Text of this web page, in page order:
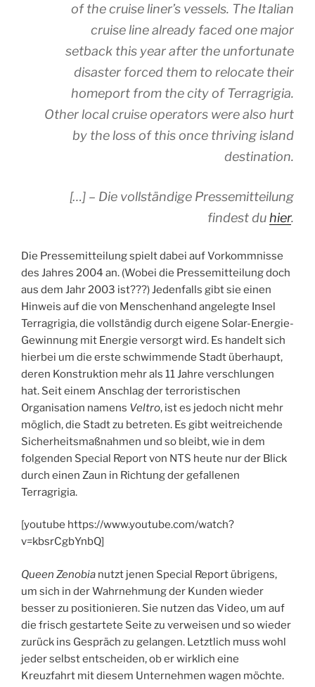
of the cruise liner’s vessels. The Italian
cruise line already faced one major
setback this year after the unfortunate
disaster forced them to relocate their
homeport from the city of Terragrigia.
Other local cruise operators were also hurt
by the loss of this once thriving island
destination.
[…] – Die vollständige Pressemitteilung
findest du hier.
Die Pressemitteilung spielt dabei auf Vorkommnisse
des Jahres 2004 an. (Wobei die Pressemitteilung doch
aus dem Jahr 2003 ist???) Jedenfalls gibt sie einen
Hinweis auf die von Menschenhand angelegte Insel
Terragrigia, die vollständig durch eigene Solar-Energie-
Gewinnung mit Energie versorgt wird. Es handelt sich
hierbei um die erste schwimmende Stadt überhaupt,
deren Konstruktion mehr als 11 Jahre verschlungen
hat. Seit einem Anschlag der terroristischen
Organisation namens Veltro, ist es jedoch nicht mehr
möglich, die Stadt zu betreten. Es gibt weitreichende
Sicherheitsmaßnahmen und so bleibt, wie in dem
folgenden Special Report von NTS heute nur der Blick
durch einen Zaun in Richtung der gefallenen
Terragrigia.
[youtube https://www.youtube.com/watch?
v=kbsrCgbYnbQ]
Queen Zenobia nutzt jenen Special Report übrigens,
um sich in der Wahrnehmung der Kunden wieder
besser zu positionieren. Sie nutzen das Video, um auf
die frisch gestartete Seite zu verweisen und so wieder
zurück ins Gespräch zu gelangen. Letztlich muss wohl
jeder selbst entscheiden, ob er wirklich eine
Kreuzfahrt mit diesem Unternehmen wagen möchte.